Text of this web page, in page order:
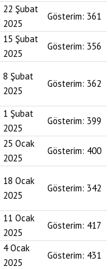
22 Şubat
2025
Gösterim: 361
15 Şubat
2025
Gösterim: 356
8 Şubat
2025
Gösterim: 362
1 Şubat
2025
Gösterim: 399
25 Ocak
2025
Gösterim: 400
18 Ocak
2025
Gösterim: 342
11 Ocak
2025
Gösterim: 417
4 Ocak
2025
Gösterim: 431